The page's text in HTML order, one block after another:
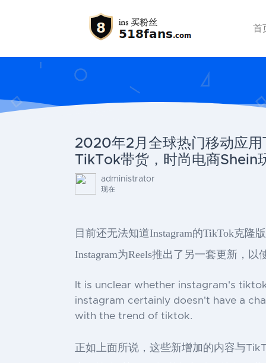
首
2020年2月全球热门移动应
TikTok带货，时尚电商Shein
administrator
现在
目前还无法知道Instagram的TikTok克隆
Instagram为Reels推出了另一套更新，以
It is unclear whether instagram's
instagram certainly doesn't have a
with the trend of tiktok.
正如上面所说，这些新增加的内容与